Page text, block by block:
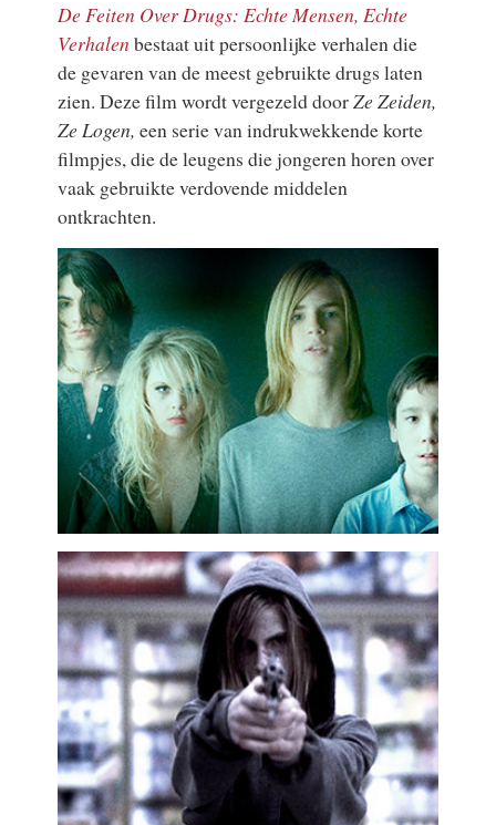
De Feiten Over Drugs: Echte Mensen, Echte
Verhalen bestaat uit persoonlijke verhalen die
de gevaren van de meest gebruikte drugs laten
zien. Deze film wordt vergezeld doorZe Zeiden,
Ze Logen, een serie van indrukwekkende korte
filmpjes, die de leugens die jongeren horen over
vaak gebruikte verdovende middelen
ontkrachten.